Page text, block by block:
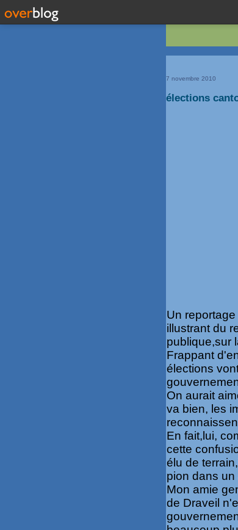
7 novembre 2010
élections
Un
illustrant du
publique,sur
Frappant
élections
On aurait
va bien, les
En fait,lui,
cette
élu de
pion dans
Mon amie
de Draveil